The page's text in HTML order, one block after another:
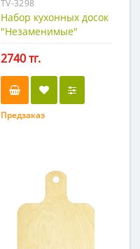
TV-3298
Набор кухонных досок
"Незаменимые"
2740 тг.
Предзаказ